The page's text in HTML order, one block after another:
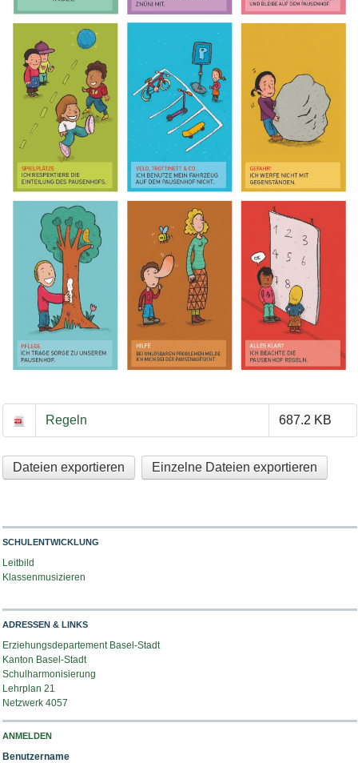
Regeln 687.2 KB
Dateien exportieren Einzelne Dateien exportieren
SCHULENTWICKLUNG
Leitbild
Klassenmusizieren
ADRESSEN & LINKS
Erziehungsdepartement Basel-Stadt
Kanton Basel-Stadt
Schulharmonisierung
Lehrplan 21
Netzwerk 4057
ANMELDEN
Benutzername